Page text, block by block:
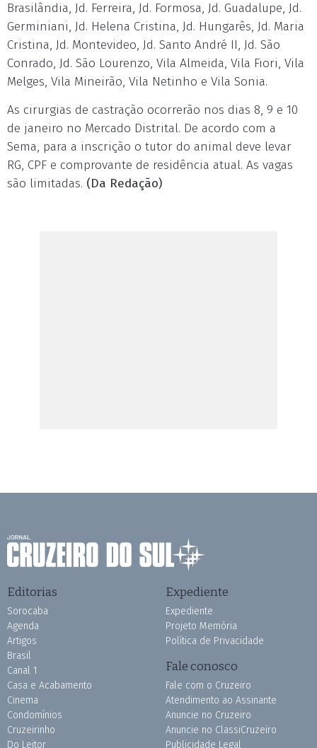
Brasilândia, Jd. Ferreira, Jd. Formosa, Jd. Guadalupe, Jd.
Germiniani, Jd. Helena Cristina, Jd. Hungarês, Jd. Maria
Cristina, Jd. Montevideo, Jd. Santo André II, Jd. São
Conrado, Jd. São Lourenzo, Vila Almeida, Vila Fiori, Vila
Melges, Vila Mineirão, Vila Netinho e Vila Sonia.
As cirurgias de castração ocorrerão nos dias 8, 9 e 10
de janeiro no Mercado Distrital. De acordo com a
Sema, para a inscrição o tutor do animal deve levar
RG, CPF e comprovante de residência atual. As vagas
são limitadas. (Da Redação)
Editorias
Sorocaba
Agenda
Artigos
Brasil
Canal 1
Casa e Acabamento
Cinema
Condomínios
Cruzeirinho
Do Leitor
Expediente
Expediente
Projeto Memória
Política de Privacidade
Fale conosco
Fale com o Cruzeiro
Atendimento ao Assinante
Anuncie no Cruzeiro
Anuncie no ClassiCruzeiro
Publicidade Legal